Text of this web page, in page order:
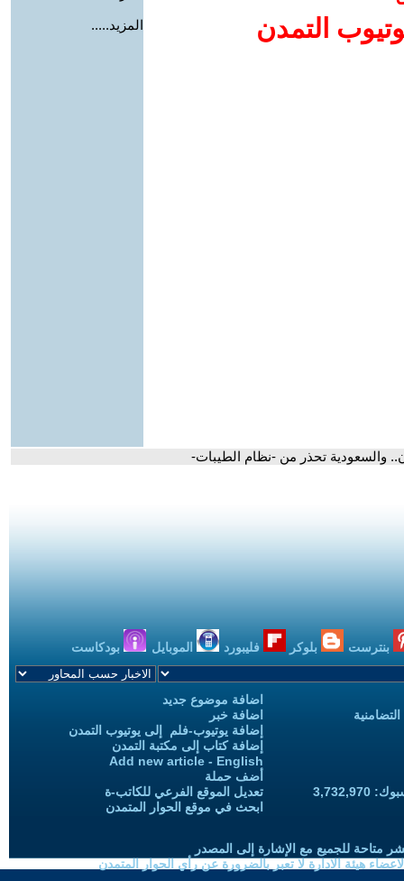
التمدن
المزيد.....
والسعودية تحذر من -نظام الطيبات-
بنترست بلوكر فليبورد الموبايل بودكاست
اضافة موضوع جديد
اضافة خبر
إضافة يوتيوب-فلم إلى يوتيوب التمدن
إضافة كتاب إلى مكتبة التمدن
Add new article - English
أضف حملة
تعديل الموقع الفرعي للكاتب-ة
ابحث في موقع الحوار المتمدن
متاحة للجميع مع الإشارة إلى المصدر
هيئة الادارة لا تعبر بالضرورة عن رأي الحوار المتمدن